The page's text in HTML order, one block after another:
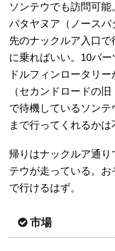
ソンテウでも訪問可能
パタヤヌア（ノース
先のナックルア入口
に乗ればいい。10バー
ドルフィンロータリー
（セカンドロードの
で待機しているソン
まで行ってくれるかは
帰りはナックルア通
テウが走っている。
で行けるはず。
市場